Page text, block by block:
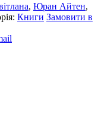
, Юран Айтен,
Книги Замовити в